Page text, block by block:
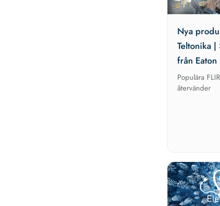
Nya
Teltonika
från Eaton
Populära
återvänder